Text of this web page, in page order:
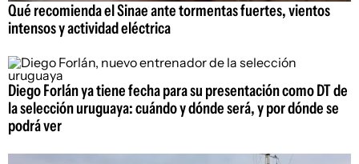
Qué recomienda el Sinae ante tormentas fuertes, vientos
intensos y actividad eléctrica
Diego Forlán ya tiene fecha para su presentación como DT de
la selección uruguaya: cuándo y dónde será, y por dónde se
podrá ver